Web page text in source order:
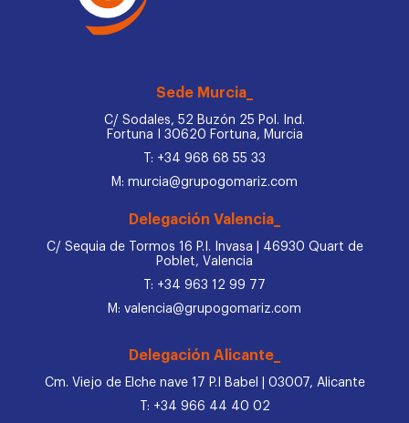
Sede Murcia_
C/ Sodales, 52 Buzón 25 Pol. Ind.
Fortuna I 30620 Fortuna, Murcia
T: +34 968 68 55 33
M: murcia@grupogomariz.com
Delegación Valencia_
C/ Sequia de Tormos 16 P.I. Invasa | 46930 Quart de
Poblet, Valencia
T: +34 963 12 99 77
M: valencia@grupogomariz.com
Delegación Alicante_
Cm. Viejo de Elche nave 17 P.I Babel | 03007, Alicante
T: +34 966 44 40 02